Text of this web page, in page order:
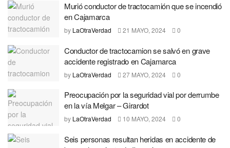
Murió conductor de tractocamión que se incendió
en Cajamarca
by LaOtraVerdad 21 MAYO, 2024 0
Conductor de tractocamion se salvó en grave
accidente registrado en Cajamarca
by LaOtraVerdad 27 MAYO, 2024 0
Preocupación por la seguridad vial por derrumbe
en la vía Melgar – Girardot
by LaOtraVerdad 10 MAYO, 2024 0
Seis personas resultan heridas en accidente de